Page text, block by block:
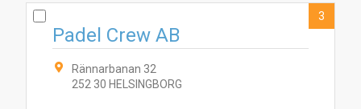
Padel Crew AB
Rännarbanan 32
252 30 HELSINGBORG
3